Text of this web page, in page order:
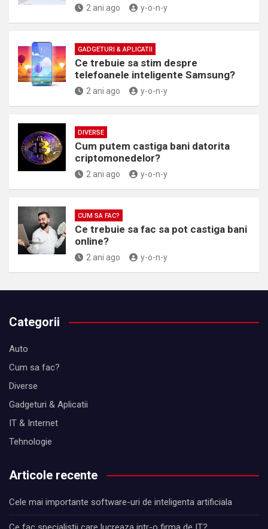
2 ani ago y-o-n-y
GADGETURI & APLICATII
Ce trebuie sa stim despre
telefoanele inteligente Samsung?
2 ani ago y-o-n-y
DIVERSE
Cum putem castiga bani datorita
criptomonedelor?
2 ani ago y-o-n-y
CUM SA FAC?
Ce trebuie sa fac sa pot castiga bani
online?
2 ani ago y-o-n-y
Categorii
Auto
Cum sa fac?
Diverse
Gadgeturi & Aplicatii
IT & Internet
Tehnologie
Articole recente
Cele mai importante software-uri de inteligenta artificiala